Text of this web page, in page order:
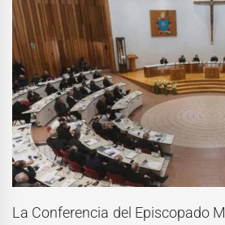
La Conferencia del Episcopado